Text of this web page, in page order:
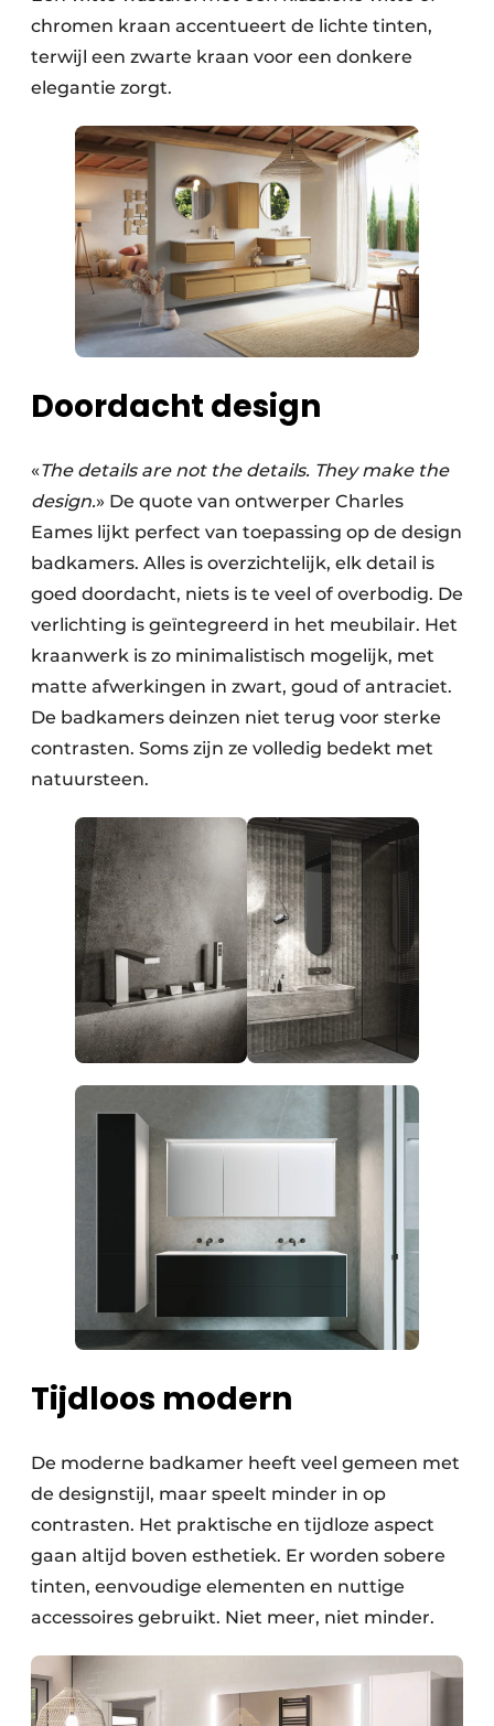
chromen kraan accentueert de lichte tinten,
terwijl een zwarte kraan voor een donkere
elegantie zorgt.
Doordacht design
«The details are not the details. They make the
design.» De quote van ontwerper Charles
Eames lijkt perfect van toepassing op de design
badkamers. Alles is overzichtelijk, elk detail is
goed doordacht, niets is te veel of overbodig. De
verlichting is geïntegreerd in het meubilair. Het
kraanwerk is zo minimalistisch mogelijk, met
matte afwerkingen in zwart, goud of antraciet.
De badkamers deinzen niet terug voor sterke
contrasten. Soms zijn ze volledig bedekt met
natuursteen.
Tijdloos modern
De moderne badkamer heeft veel gemeen met
de designstijl, maar speelt minder in op
contrasten. Het praktische en tijdloze aspect
gaan altijd boven esthetiek. Er worden sobere
tinten, eenvoudige elementen en nuttige
accessoires gebruikt. Niet meer, niet minder.